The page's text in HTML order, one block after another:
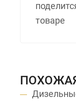
товаре